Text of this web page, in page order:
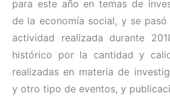
para este año en temas de
de la economía social, y se
actividad realizada durante
histórico por la cantidad y
realizadas en materia de
y otro tipo de eventos, y